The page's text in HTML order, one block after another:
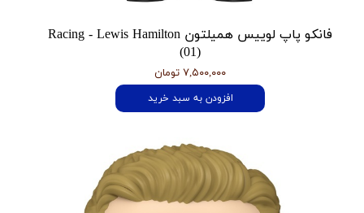
فانکو پاپ لوییس همیلتون Racing - Lewis Hamilton
(01)
۷,۵۰۰,۰۰۰ تومان
افزودن به سبد خرید